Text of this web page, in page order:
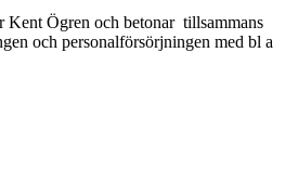
Kent Ögren och betonar tillsammans
och personalförsörjningen med bl a